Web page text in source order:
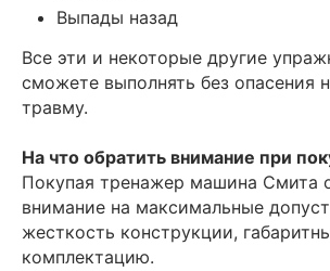
Выпады назад
Все эти и некоторые другие
сможете выполнять без опасения
травму.
На что обратить внимание при
Покупая тренажер машина Смита
внимание на максимальные
жесткость конструкции,
комплектацию.